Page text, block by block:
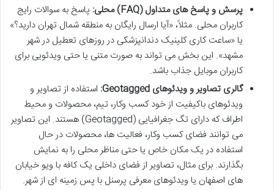
پرسش و پاسخ های متداول (FAQ) محلی:
پاسخ به سوالات رایج
کاربران محلی. مثلاً، «آیا ارسال رایگان به منطقه شمال تهران دارید؟»
یا «ساعت کاری کلینیک دندانپزشکی در روزهای تعطیل در شهر
مشهد». این بخش می تواند به صورت متنی یا حتی ویدئویی برای
کاربران موبایل جذاب باشد.
گالری تصاویر و ویدئوهای Geotagged:
استفاده از تصاویر و
ویدئوهای باکیفیت از خود کسب وکار، تیم، محصولات و محیط
اطراف که دارای تگ جغرافیایی (Geotagged) هستند. این تصاویر
می توانند فضای کسب وکار، فعالیت ها، محصولات در حال
استفاده در یک مکان خاص یا حتی مناظر محلی را به نمایش
بگذارند. برای مثال، تصاویر از فضای داخلی یک کافه با ویو خیابان
های اصفهان یا ویدئوهای معرفی پرسنل با پس زمینه ای از شهر.